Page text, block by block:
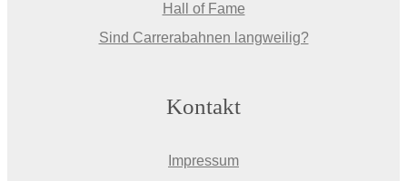
Hall of Fame
Sind Carrerabahnen langweilig?
Kontakt
Impressum